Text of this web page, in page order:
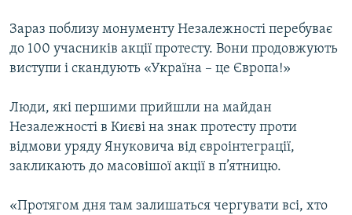
Зараз поблизу монументу Незалежності перебуває
до 100 учасників акції протесту. Вони продовжують
виступи і скандують «Україна – це Європа!»
Люди, які першими прийшли на майдан
Незалежності в Києві на знак протесту проти
відмови уряду Януковича від євроінтеграції,
закликають до масовішої акції в п’ятницю.
«Протягом дня там залишаться чергувати всі, хто